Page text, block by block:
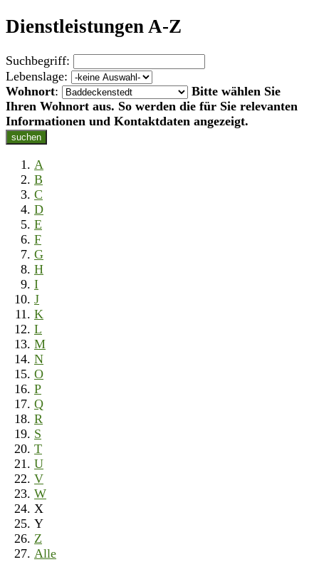
Dienstleistungen A-Z
Suchbegriff:
Lebenslage:
Wohnort:
Bitte wählen Sie
Ihren Wohnort aus. So werden die für Sie relevanten
Informationen und Kontaktdaten angezeigt.
suchen
A
B
C
D
E
F
G
H
I
J
K
L
M
N
O
P
Q
R
S
T
U
V
W
X
Y
Z
Alle